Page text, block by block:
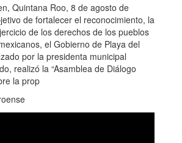
Quintana Roo, 8 de agosto de
de fortalecer el reconocimiento, la
de los derechos de los pueblos
el Gobierno de Playa del
por la presidenta municipal
realizó la “Asamblea de Diálogo
la prop